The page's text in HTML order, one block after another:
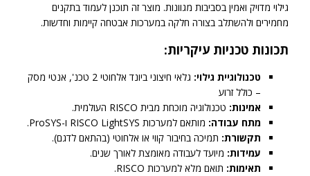
גילוי מדויק ואמין בסביבות מגוונות. מוצר זה תוכנן לעמוד בתקנים
מחמירים ולהשתלב בצורה חלקה במערכות אבטחה קיימות וחדשות.
תכונות טכניות עיקריות:
טכנולוגיית גילוי:
גלאי חיצוני ביונד אלחוטי 2 טכנ', אנטי מסק
– כולל זרוע
אמינות: טכנולוגיה מוכחת מבית RISCO העולמית.
מתח עבודה: מותאם למערכות RISCO LightSYS ו-ProSYS.
תקשורת: תמיכה בחיבור קווי או אלחוטי (בהתאם לדגם).
עמידות: מיועד לעבודה מאומצת לאורך שנים.
תאימות: תואם מלא למערכות RISCO.